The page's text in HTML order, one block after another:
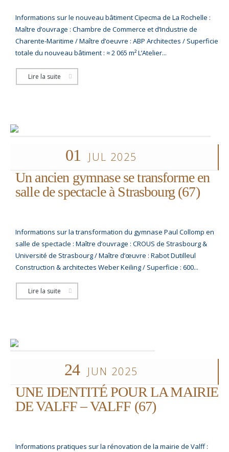
Informations sur le nouveau bâtiment Cipecma de La Rochelle :
Maître d’ouvrage : Chambre de Commerce et d’Industrie de
Charente-Maritime / Maître d’oeuvre : ABP Architectes / Superficie
totale du nouveau bâtiment : ≈ 2 065 m² L’Atelier...
Lire la suite
01 JUL 2025
Un ancien gymnase se transforme en
salle de spectacle à Strasbourg (67)
Informations sur la transformation du gymnase Paul Collomp en
salle de spectacle : Maître d’ouvrage : CROUS de Strasbourg &
Université de Strasbourg / Maître d’œuvre : Rabot Dutilleul
Construction & architectes Weber Keiling / Superficie : 600...
Lire la suite
24 JUN 2025
UNE IDENTITÉ POUR LA MAIRIE
DE VALFF – VALFF (67)
Informations pratiques sur la rénovation de la mairie de Valff :